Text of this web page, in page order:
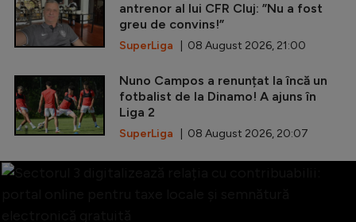
antrenor al lui CFR Cluj: ”Nu a fost
greu de convins!”
SuperLiga | 08 August 2026, 21:00
Nuno Campos a renunțat la încă un
fotbalist de la Dinamo! A ajuns în
Liga 2
SuperLiga | 08 August 2026, 20:07